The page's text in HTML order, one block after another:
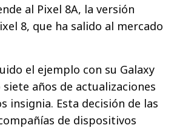
al Pixel 8A, la versión
8, que ha salido al mercado
el ejemplo con su Galaxy
siete años de actualizaciones
insignia. Esta decisión de las
de dispositivos